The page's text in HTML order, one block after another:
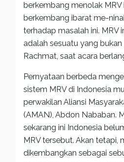
berkembang menolak MRV
berkembang ibarat me-
terhadap masalah ini. MRV
adalah sesuatu yang bukan
Rachmat, saat acara
Pernyataan berbeda
sistem MRV di Indonesia
perwakilan Aliansi
(AMAN), Abdon Nababan.
sekarang ini Indonesia
MRV tersebut. Akan tetapi,
dikembangkan sebagai